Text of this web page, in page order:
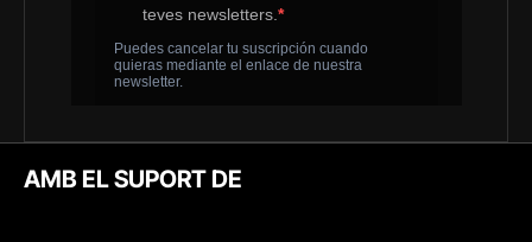
AMB EL SUPORT DE